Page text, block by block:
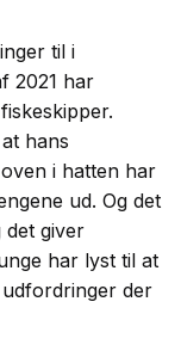
til i
2021 har
hans
i hatten har
ud. Og det
giver
har lyst til at
der